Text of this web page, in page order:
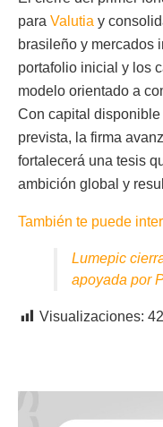
para Valutia y
brasileño y mercados
portafolio inicial y los
modelo orientado a
Con capital
prevista, la firma
fortalecerá una tesis
ambición global y
También te puede
Lumepic
apoyada por
Visualizaciones: